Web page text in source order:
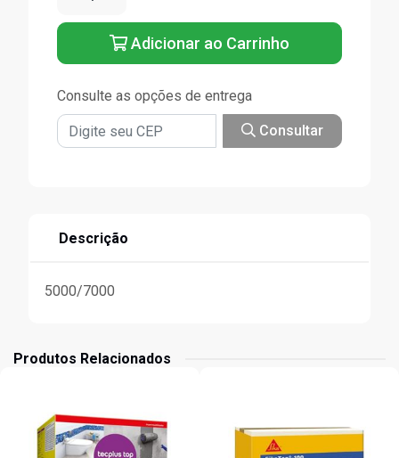
Adicionar ao Carrinho
Consulte as opções de entrega
Consultar
Descrição
5000/7000
Produtos Relacionados